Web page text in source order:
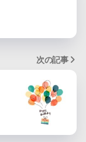
次の記事